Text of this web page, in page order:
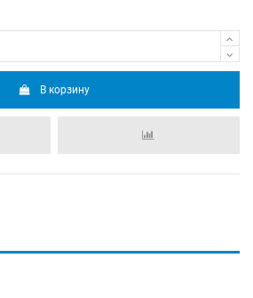
В корзину